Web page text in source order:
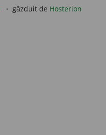
găzduit de Hosterion